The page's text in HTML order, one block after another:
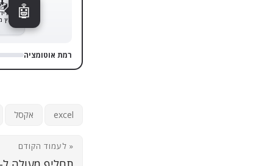
🤖
רמת אוטומציה
excel אקסל
« לעמוד הקודם